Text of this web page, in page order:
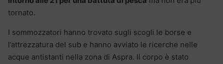
tornato.
I sommozzatori hanno trovato sugli scogli le borse e
l’attrezzatura del sub e hanno avviato le ricerche nelle
acque antistanti nella zona di Aspra. Il corpo è stato